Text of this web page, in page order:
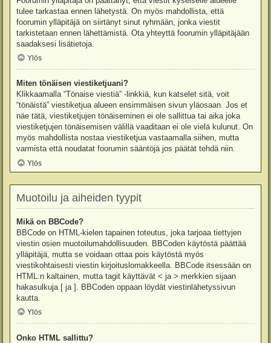
tulee tarkastaa ennen lähetystä. On myös mahdollista, että
foorumin ylläpitäjä on siirtänyt sinut ryhmään, jonka viestit
tarkistetaan ennen lähettämistä. Ota yhteyttä foorumin ylläpitäjään
saadaksesi lisätietoja.
Ylös
Miten tönäisen viestiketjuani?
Klikkaamalla “Tönaise viestiä” -linkkiä, kun katselet sitä, voit
“tönäistä” viestiketjua alueen ensimmäisen sivun yläosaan. Jos et
näe tätä, viestiketjujen tönäiseminen ei ole sallittua tai aika joka
viestiketjujen tönäisemisen välillä vaaditaan ei ole vielä kulunut. On
myös mahdollista nostaa viestiketjua vastaamalla siihen, mutta
varmista että noudatat foorumin sääntöjä jos päätät tehdä niin.
Ylös
Muotoilu ja aiheiden tyypit
Mikä on BBCode?
BBCode on HTML-kielen tapainen toteutus, joka tarjoaa tiettyjen
viestin osien muotoilumahdollisuuden. BBCoden käytöstä päättää
ylläpitäjä, mutta se voidaan ottaa pois käytöstä myös
viestikohtaisesti viestin kirjoituslomakkeella. BBCode itsessään on
HTML:n kaltainen, mutta tagit käyttävät < ja > merkkien sijaan
hakasulkuja [ ja ]. BBCoden oppaan löydät viestinlähetyssivun
kautta.
Ylös
Onko HTML sallittu?